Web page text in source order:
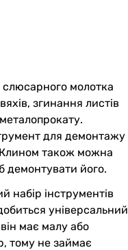
молотка
згинання листів
для демонтажу
Клином також можна
демонтувати його.
набір інструментів
універсальний
має малу або
тому не займає